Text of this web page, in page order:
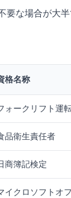
要な場合が大
格名称
ォークリフト運
品衛生責任者
商簿記検定
イクロソフトオ